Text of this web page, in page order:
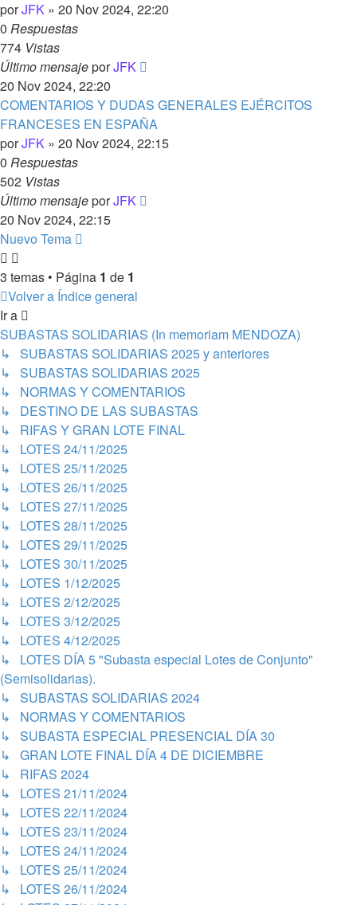
porJFK » 20 Nov 2024, 22:20
0 Respuestas
774 Vistas
Último mensajeporJFK
20 Nov 2024, 22:20
COMENTARIOS Y DUDAS GENERALES EJÉRCITOS
FRANCESES EN ESPAÑA
porJFK » 20 Nov 2024, 22:15
0 Respuestas
502 Vistas
Último mensajeporJFK
20 Nov 2024, 22:15
Nuevo Tema
3 temas • Página 1 de 1
Volver a Índice general
Ir a
SUBASTAS SOLIDARIAS (In memoriam MENDOZA)
↳ SUBASTAS SOLIDARIAS 2025 y anteriores
↳ SUBASTAS SOLIDARIAS 2025
↳ NORMAS Y COMENTARIOS
↳ DESTINO DE LAS SUBASTAS
↳ RIFAS Y GRAN LOTE FINAL
↳ LOTES 24/11/2025
↳ LOTES 25/11/2025
↳ LOTES 26/11/2025
↳ LOTES 27/11/2025
↳ LOTES 28/11/2025
↳ LOTES 29/11/2025
↳ LOTES 30/11/2025
↳ LOTES 1/12/2025
↳ LOTES 2/12/2025
↳ LOTES 3/12/2025
↳ LOTES 4/12/2025
↳ LOTES DÍA 5 "Subasta especial Lotes de Conjunto"
(Semisolidarias).
↳ SUBASTAS SOLIDARIAS 2024
↳ NORMAS Y COMENTARIOS
↳ SUBASTA ESPECIAL PRESENCIAL DÍA 30
↳ GRAN LOTE FINAL DÍA 4 DE DICIEMBRE
↳ RIFAS 2024
↳ LOTES 21/11/2024
↳ LOTES 22/11/2024
↳ LOTES 23/11/2024
↳ LOTES 24/11/2024
↳ LOTES 25/11/2024
↳ LOTES 26/11/2024